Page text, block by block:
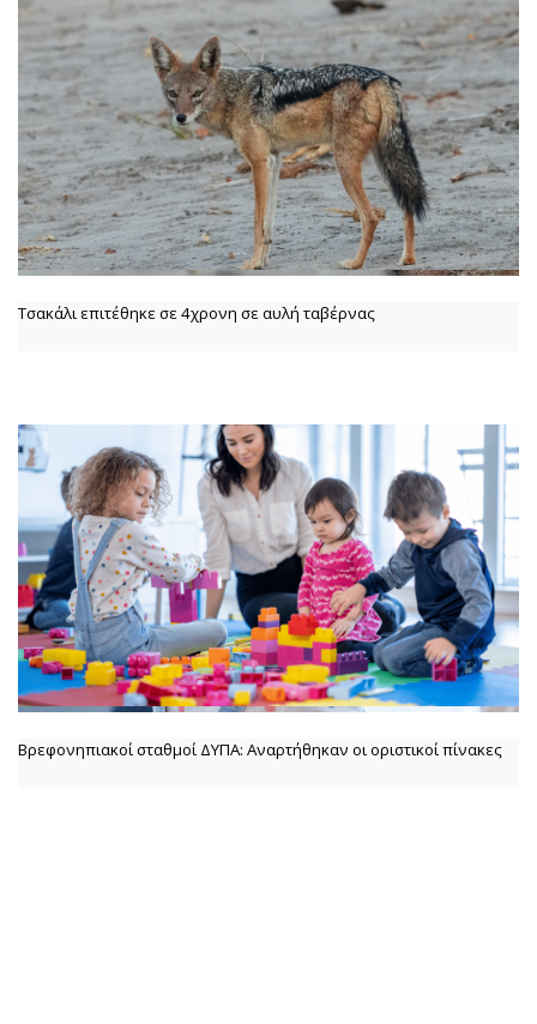
Τσακάλι επιτέθηκε σε 4χρονη σε αυλή ταβέρνας
Βρεφονηπιακοί σταθμοί ΔΥΠΑ: Αναρτήθηκαν οι οριστικοί πίνακες